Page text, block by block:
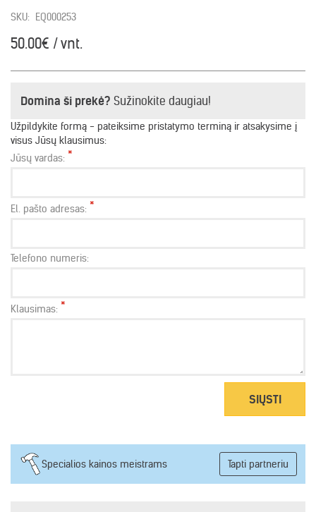
SKU: EQ000253
50.00€ / vnt.
Domina ši prekė? Sužinokite daugiau!
Užpildykite formą - pateiksime pristatymo terminą ir atsakysime į
visus Jūsų klausimus:
Jūsų vardas: *
El. pašto adresas: *
Telefono numeris:
Klausimas: *
SIŲSTI
Specialios kainos meistrams Tapti partneriu